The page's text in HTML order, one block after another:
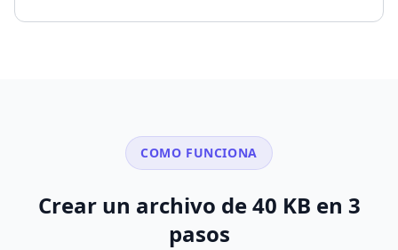
COMO FUNCIONA
Crear un archivo de 40 KB en 3
pasos